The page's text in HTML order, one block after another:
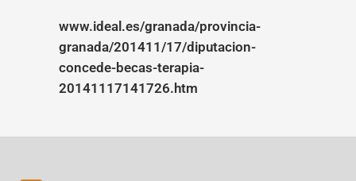
www.ideal.es/granada/provincia-
granada/201411/17/diputacion-
concede-becas-terapia-
20141117141726.htm